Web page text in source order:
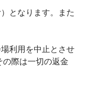
となります。また
利用を中止とさせ
際は一切の返金